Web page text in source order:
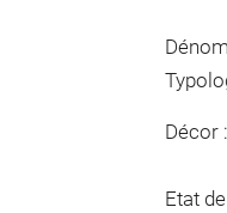
Décor
Etat